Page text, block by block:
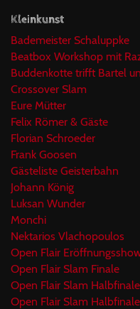
Kleinkunst
Bademeister Schaluppke
Beatbox Workshop mit
Buddenkotte trifft Bartel
Crossover Slam
Eure Mütter
Felix Römer & Gäste
Florian Schroeder
Frank Goosen
Gästeliste Geisterbahn
Johann König
Luksan Wunder
Monchi
Nektarios Vlachopoulos
Open Flair
Open Flair Slam Finale
Open Flair Slam Halbfinale
Open Flair Slam